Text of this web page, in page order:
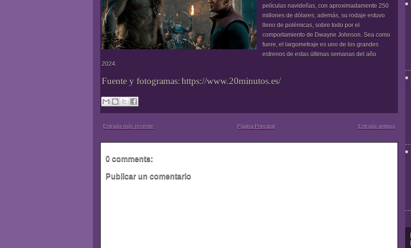
películas navideñas, con aproximadamente 250
millones de dólares; además, su rodaje estuvo
lleno de polémicas, sobre todo por el
comportamiento de Dwayne Johnson. Sea como
fuere, el largometraje es uno de los grandes
estrenos de estas últimas semanas del año
2024.
Fuente y fotogramas:https://www.20minutos.es/
Entrada más reciente Entrada antigua
Página Principal
0 comments:
Publicar un comentario